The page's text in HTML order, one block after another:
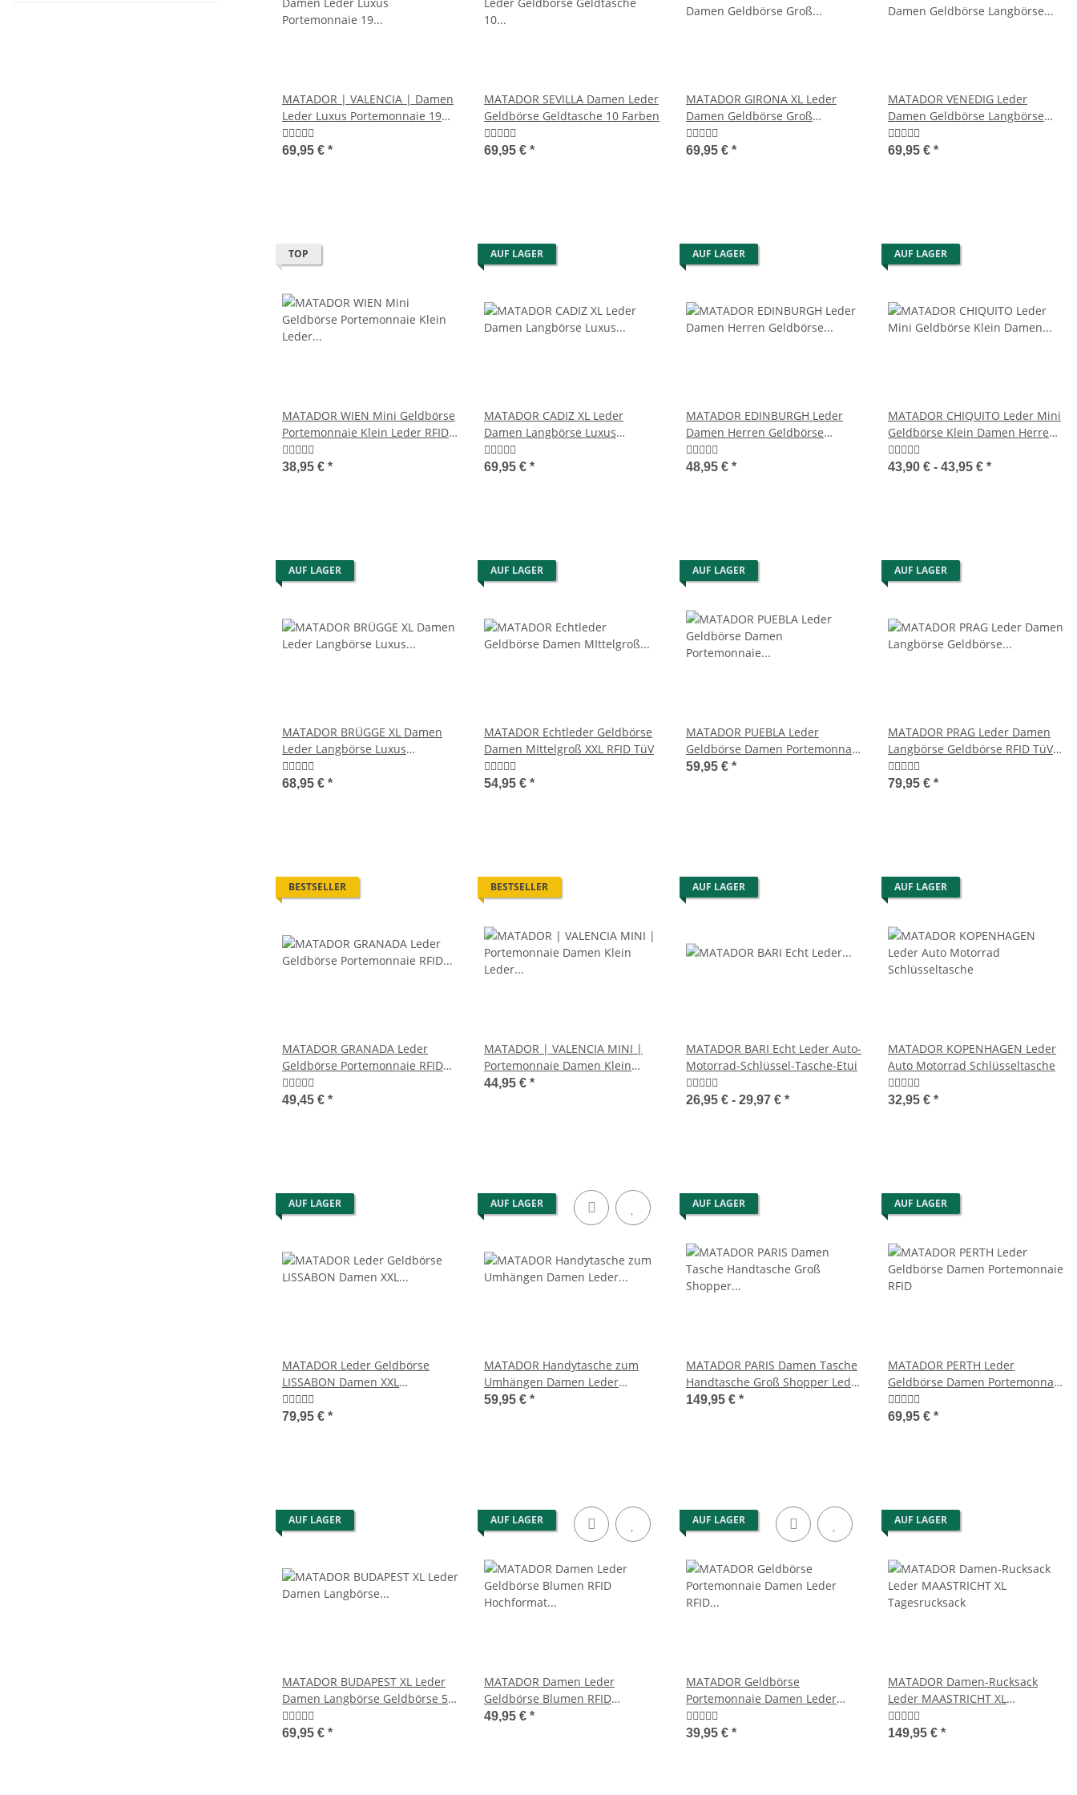
MATADOR | VALENCIA | Damen
Leder Luxus Portemonnaie 19
Farben
69,95 € *
MATADOR SEVILLA Damen Leder
Geldbörse Geldtasche 10 Farben
69,95 € *
MATADOR GIRONA XL Leder
Damen Geldbörse Groß
Langbörse Geldbeutel TüV RFID
69,95 € *
MATADOR VENEDIG Leder
Damen Geldbörse Langbörse
RFID 18 Farben
69,95 € *
TOP
MATADOR WIEN Mini Geldbörse
Portemonnaie Klein Leder RFID
TüV
38,95 € *
AUF LAGER
MATADOR CADIZ XL Leder
Damen Langbörse Luxus
Geldbörse RFID
69,95 € *
AUF LAGER
MATADOR EDINBURGH Leder
Damen Herren Geldbörse
Portemonnaie
48,95 € *
AUF LAGER
MATADOR CHIQUITO Leder Mini
Geldbörse Klein Damen Herren
RFID
43,90 € - 43,95 € *
AUF LAGER
MATADOR BRÜGGE XL Damen
Leder Langbörse Luxus
Geldbörse RFID
68,95 € *
AUF LAGER
MATADOR Echtleder Geldbörse
Damen MIttelgroß XXL RFID TüV
54,95 € *
AUF LAGER
MATADOR PUEBLA Leder
Geldbörse Damen Portemonnaie
Handyfach 6 Farben
59,95 € *
AUF LAGER
MATADOR PRAG Leder Damen
Langbörse Geldbörse RFID TüV 7
Farben
79,95 € *
BESTSELLER
MATADOR GRANADA Leder
Geldbörse Portemonnaie RFID
TüV
49,45 € *
BESTSELLER
MATADOR | VALENCIA MINI |
Portemonnaie Damen Klein
Leder RFID
44,95 € *
AUF LAGER
MATADOR BARI Echt Leder Auto-
Motorrad-Schlüssel-Tasche-Etui
26,95 € - 29,97 € *
AUF LAGER
MATADOR KOPENHAGEN Leder
Auto Motorrad Schlüsseltasche
32,95 € *
AUF LAGER
MATADOR Leder Geldbörse
LISSABON Damen XXL
Portemonnaie RFID
79,95 € *
AUF LAGER
MATADOR Handytasche zum
Umhängen Damen Leder
Handtasche Schwarz
59,95 € *
AUF LAGER
MATADOR PARIS Damen Tasche
Handtasche Groß Shopper Leder
Retro
149,95 € *
AUF LAGER
MATADOR PERTH Leder
Geldbörse Damen Portemonnaie
RFID
69,95 € *
AUF LAGER
MATADOR BUDAPEST XL Leder
Damen Langbörse Geldbörse 5
Farben
69,95 € *
AUF LAGER
MATADOR Damen Leder
Geldbörse Blumen RFID
Hochformat Braun
49,95 € *
AUF LAGER
MATADOR Geldbörse
Portemonnaie Damen Leder
RFID Hochformat Blumen
39,95 € *
AUF LAGER
MATADOR Damen-Rucksack
Leder MAASTRICHT XL
Tagesrucksack
149,95 € *